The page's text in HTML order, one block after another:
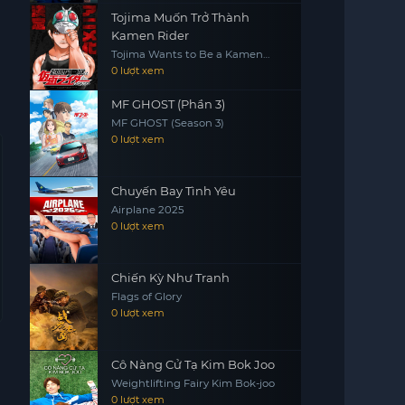
Tojima Muốn Trở Thành
Kamen Rider
Tojima Wants to Be a Kamen
Rider
0 lượt xem
MF GHOST (Phần 3)
MF GHOST (Season 3)
0 lượt xem
Chuyến Bay Tình Yêu
Airplane 2025
0 lượt xem
Chiến Kỳ Như Tranh
Flags of Glory
0 lượt xem
Cô Nàng Cử Tạ Kim Bok Joo
Weightlifting Fairy Kim Bok-joo
0 lượt xem